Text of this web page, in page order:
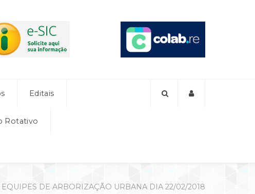
Editais
Rotativo
EQUIPES DE ARBORIZAÇÃO URBANA DIA 22/02/2018